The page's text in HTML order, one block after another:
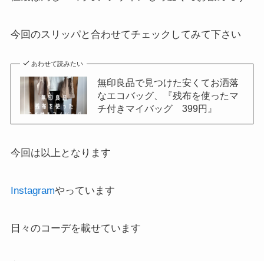
今回のスリッパと合わせてチェックしてみて下さい
あわせて読みたい
無印良品で見つけた安くてお洒落
なエコバッグ、『残布を使ったマ
チ付きマイバッグ 399円』
今回は以上となります
Instagramやっています
日々のコーデを載せています